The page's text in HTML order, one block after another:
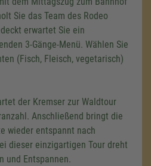
Sie das Team des Rodeo
erwartet Sie ein
3-Gänge-Menü. Wählen Sie
(Fisch, Fleisch, vegetarisch)
der Kremser zur Waldtour
Anschließend bringt die
wieder entspannt nach
dieser einzigartigen Tour dreht
und Entspannen.